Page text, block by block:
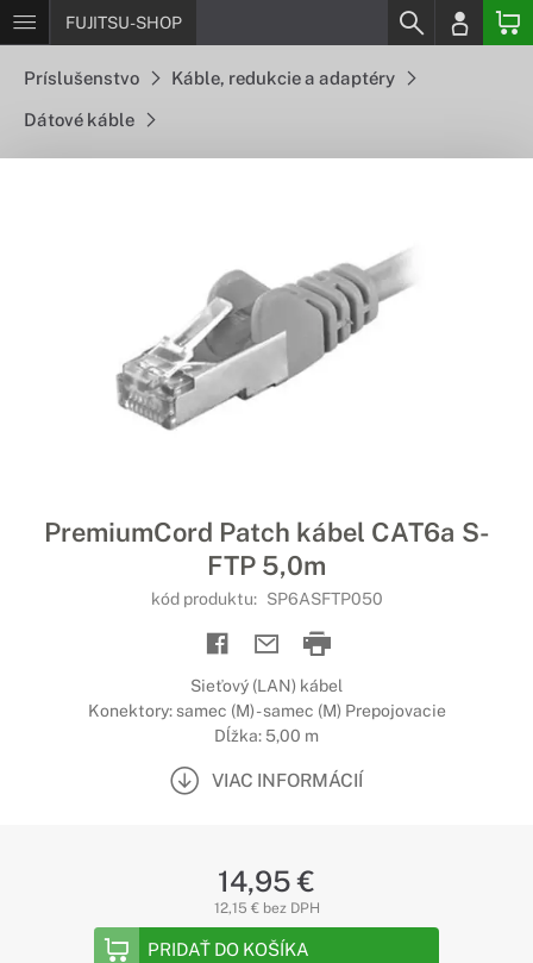
FUJITSU-SHOP
Príslušenstvo Káble, redukcie a adaptéry
Dátové káble
PremiumCord Patch kábel CAT6a S-
FTP 5,0m
kód produktu: SP6ASFTP050
Sieťový (LAN) kábel
Konektory: samec (M) - samec (M) Prepojovacie
Dĺžka: 5,00 m
VIAC INFORMÁCIÍ
14,95 €
12,15 € bez DPH
PRIDAŤ DO KOŠÍKA